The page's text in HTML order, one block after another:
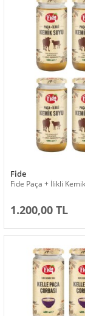
Fide
Fide Paça + İlikli
1.200,00 TL